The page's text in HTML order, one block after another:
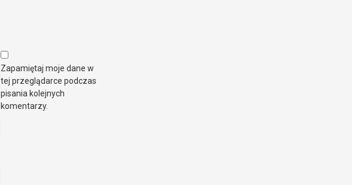
Zapamiętaj moje dane w
tej przeglądarce podczas
pisania kolejnych
komentarzy.